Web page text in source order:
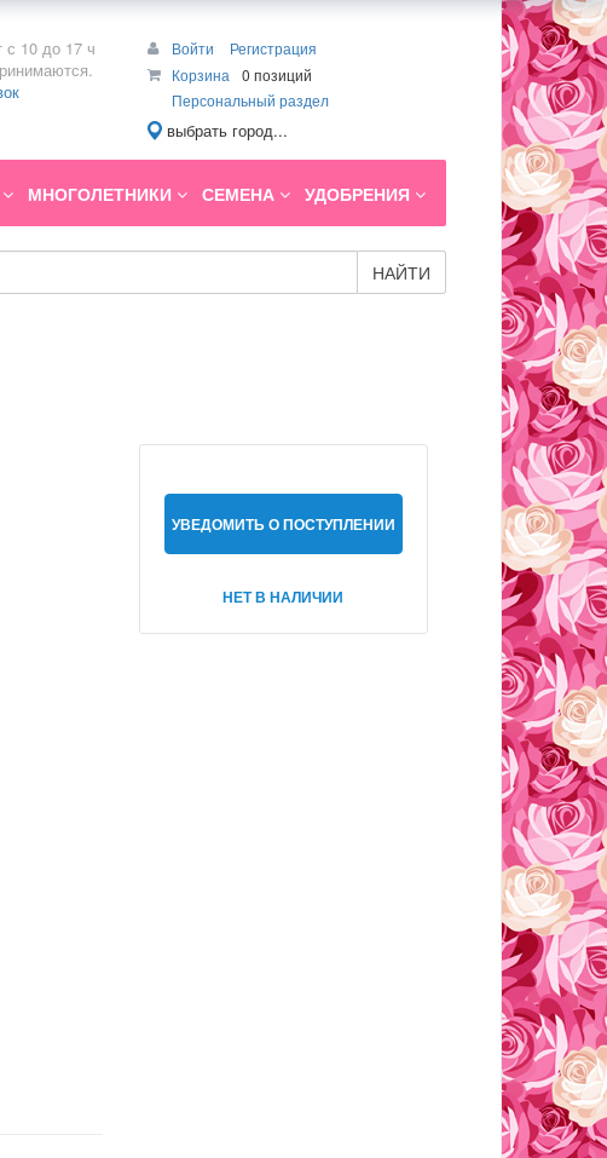
с 10 до 17 ч
Войти
Регистрация
Корзина
0 позиций
Персональный раздел
выбрать город...
МНОГОЛЕТНИКИ СЕМЕНА УДОБРЕНИЯ
НАЙТИ
УВЕДОМИТЬ О ПОСТУПЛЕНИИ
НЕТ В НАЛИЧИИ